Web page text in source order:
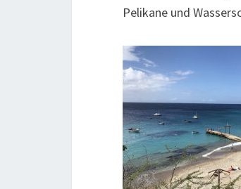
Pelikane und